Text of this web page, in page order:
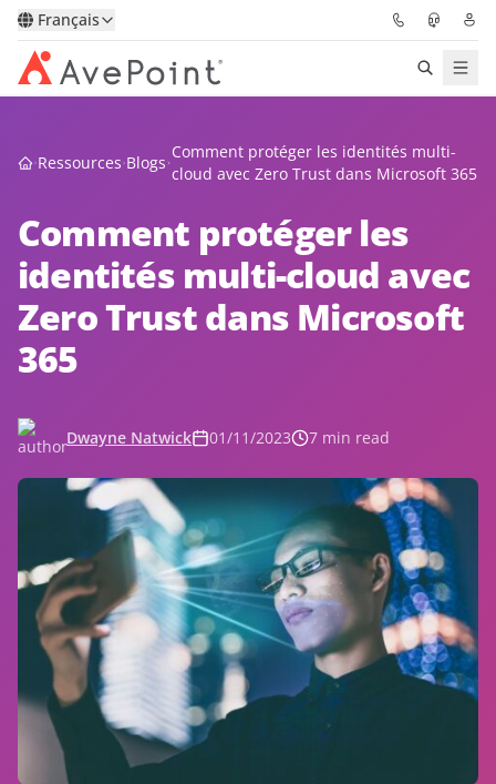
Français
Tarification
Partenaires
Ressources
À Propos
Obtenez l’avis d’un
expert
Demander une
démonstration
Ressources Blogs
Comment protéger les identités multi-
cloud avec Zero Trust dans Microsoft 365
Comment protéger les
identités multi-cloud avec
Zero Trust dans Microsoft
365
Dwayne Natwick 01/11/2023 7 min read